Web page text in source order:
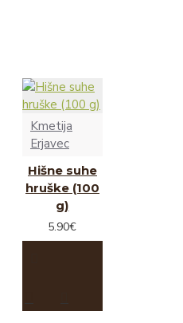
Kmetija
Erjavec
Hišne suhe
hruške (100
g)
5.90€